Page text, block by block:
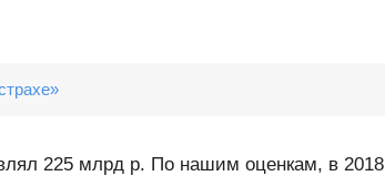
225 млрд р. По нашим оценкам, в 2018